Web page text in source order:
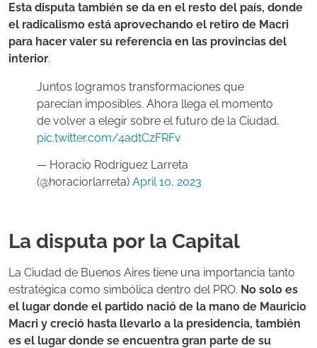
Esta disputa también se da en el resto del país, donde
el radicalismo está aprovechando el retiro de Macri
para hacer valer su referencia en las provincias del
interior.
Juntos logramos transformaciones que
parecían imposibles. Ahora llega el momento
de volver a elegir sobre el futuro de la Ciudad.
pic.twitter.com/4adtCzFRFv
— Horacio Rodríguez Larreta
(@horaciorlarreta) April 10, 2023
La disputa por la Capital
La Ciudad de Buenos Aires tiene una importancia tanto
estratégica como simbólica dentro del PRO. No solo es
el lugar donde el partido nació de la mano de Mauricio
Macri y creció hasta llevarlo a la presidencia, también
es el lugar donde se encuentra gran parte de su